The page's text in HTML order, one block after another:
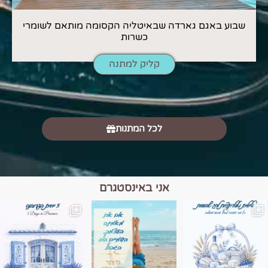
שבוע באגם גארדה שבאיטליה הקסומה מותאם לשומרי
כשרות
קליק למתנה
לכל המתנות
אני באינסטגרם
הם הגבול 💙🩵